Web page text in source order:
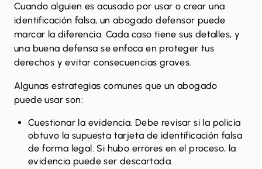
Cuando alguien es acusado por usar o crear una
identificación falsa, un abogado defensor puede
marcar la diferencia. Cada caso tiene sus detalles, y
una buena defensa se enfoca en proteger tus
derechos y evitar consecuencias graves.
Algunas estrategias comunes que un abogado
puede usar son:
Cuestionar la evidencia. Debe revisar si la policía
obtuvo la supuesta tarjeta de identificación falsa
de forma legal. Si hubo errores en el proceso, la
evidencia puede ser descartada.